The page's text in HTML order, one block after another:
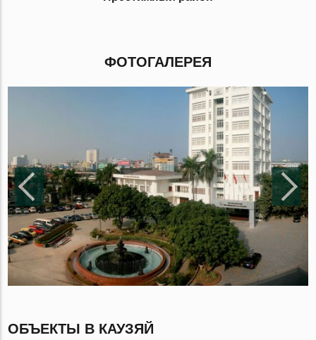
ФОТОГАЛЕРЕЯ
ОБЪЕКТЫ В КАУЗЯЙ